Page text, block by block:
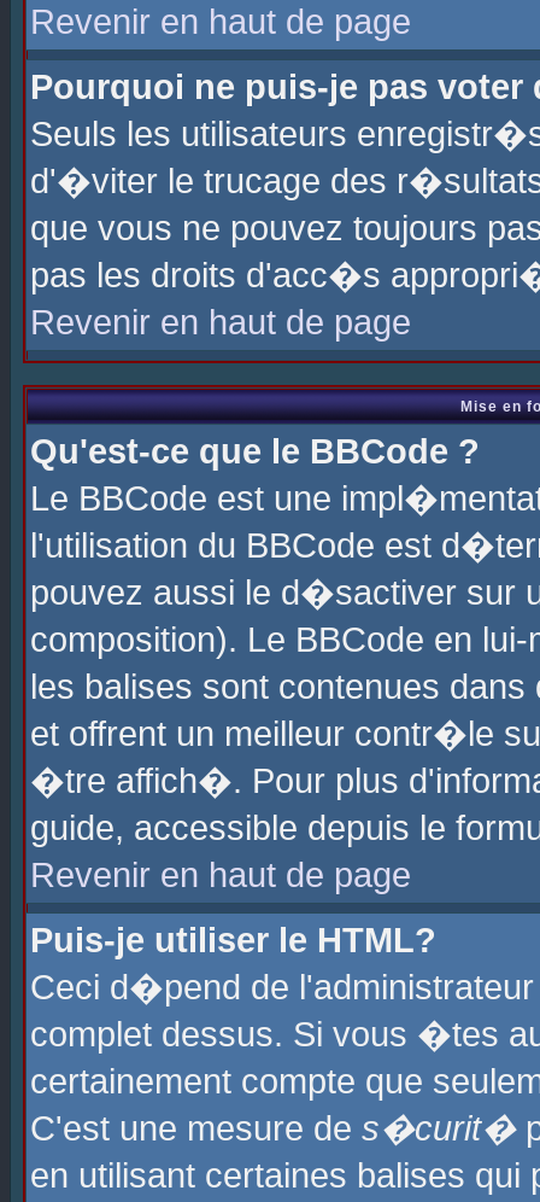
Revenir en haut de page
Pourquoi ne puis-je pas voter
Seuls les utilisateurs
d'�viter le trucage des
que vous ne pouvez toujours
pas les droits d'acc�s
Revenir en haut de page
Mise en
Qu'est-ce que le BBCode ?
Le BBCode est une
l'utilisation du BBCode est
pouvez aussi le d�sactiver sur
composition). Le BBCode en
les balises sont contenues
et offrent un meilleur contr�le
�tre affich�. Pour plus
guide, accessible depuis le
Revenir en haut de page
Puis-je utiliser le HTML?
Ceci d�pend de
complet dessus. Si vous �tes
certainement compte que
C'est une mesure de s�curit�
en utilisant certaines balises